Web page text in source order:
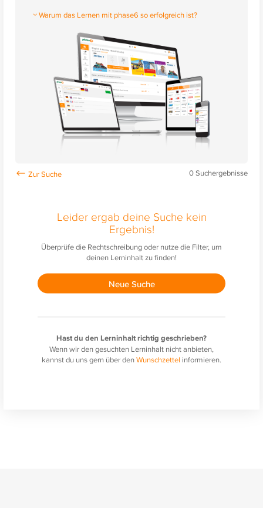
Warum das Lernen mit phase6 so erfolgreich ist?
0Suchergebnisse
Leider ergab deine Suche kein
Ergebnis!
Überprüfe die Rechtschreibung oder nutze die Filter, um
deinen Lerninhalt zu finden!
Neue Suche
Hast du den Lerninhalt richtig geschrieben?
Wenn wir den gesuchten Lerninhalt nicht anbieten,
kannst du uns gern über denWunschzettel informieren.